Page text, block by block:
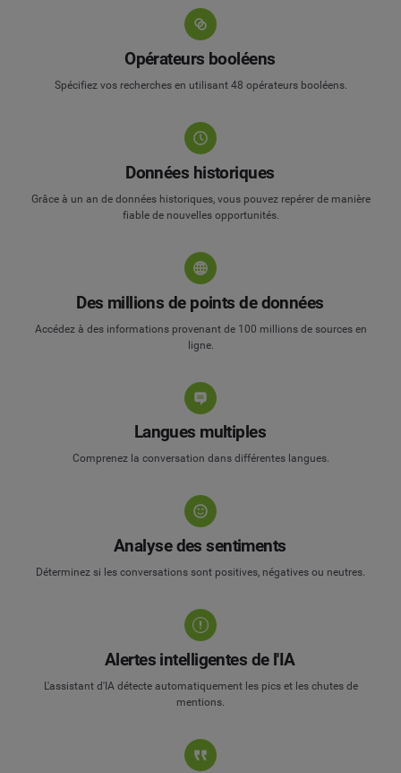
Opérateurs booléens
Spécifiez vos recherches en utilisant 48 opérateurs booléens.
Données historiques
Grâce à un an de données historiques, vous pouvez repérer de manière
fiable de nouvelles opportunités.
Des millions de points de données
Accédez à des informations provenant de 100 millions de sources en
ligne.
Langues multiples
Comprenez la conversation dans différentes langues.
Analyse des sentiments
Déterminez si les conversations sont positives, négatives ou neutres.
Alertes intelligentes de l'IA
L'assistant d'IA détecte automatiquement les pics et les chutes de
mentions.